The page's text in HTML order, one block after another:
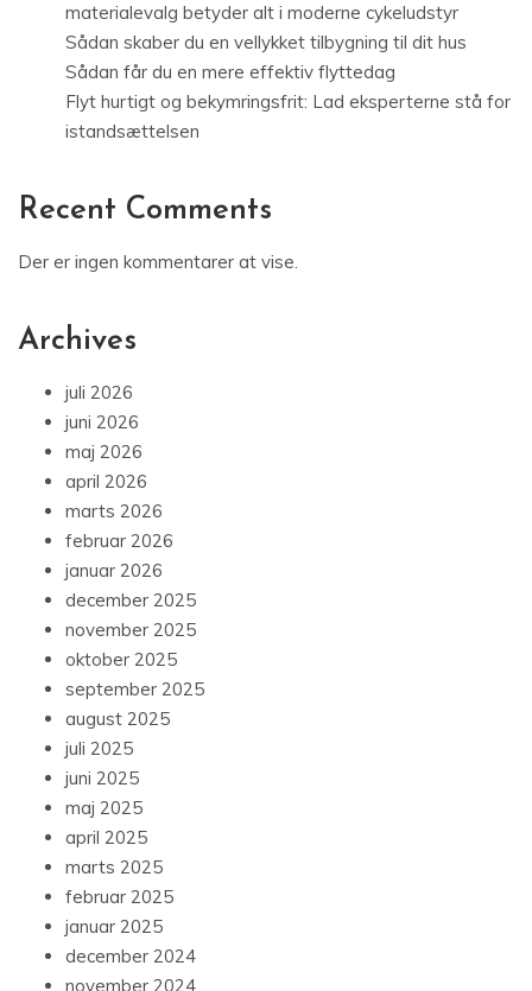
materialevalg betyder alt i moderne cykeludstyr
Sådan skaber du en vellykket tilbygning til dit hus
Sådan får du en mere effektiv flyttedag
Flyt hurtigt og bekymringsfrit: Lad eksperterne stå for
istandsættelsen
Recent Comments
Der er ingen kommentarer at vise.
Archives
juli 2026
juni 2026
maj 2026
april 2026
marts 2026
februar 2026
januar 2026
december 2025
november 2025
oktober 2025
september 2025
august 2025
juli 2025
juni 2025
maj 2025
april 2025
marts 2025
februar 2025
januar 2025
december 2024
november 2024